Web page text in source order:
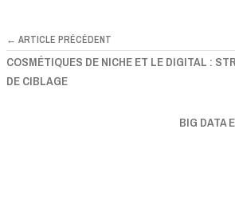
← ARTICLE PRÉCÉDENT
COSMÉTIQUES DE NICHE ET LE DIGITAL :
DE CIBLAGE
BIG DATA